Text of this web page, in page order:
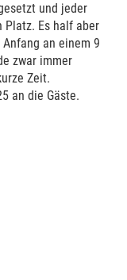
und jeder
Es half aber
an einem 9
zwar immer
Zeit.
an die Gäste.